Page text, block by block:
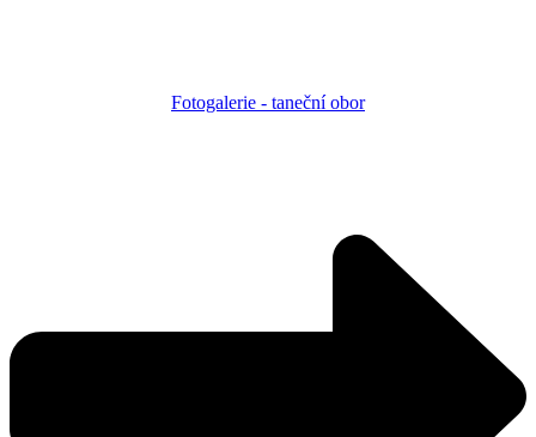
Fotogalerie - taneční obor